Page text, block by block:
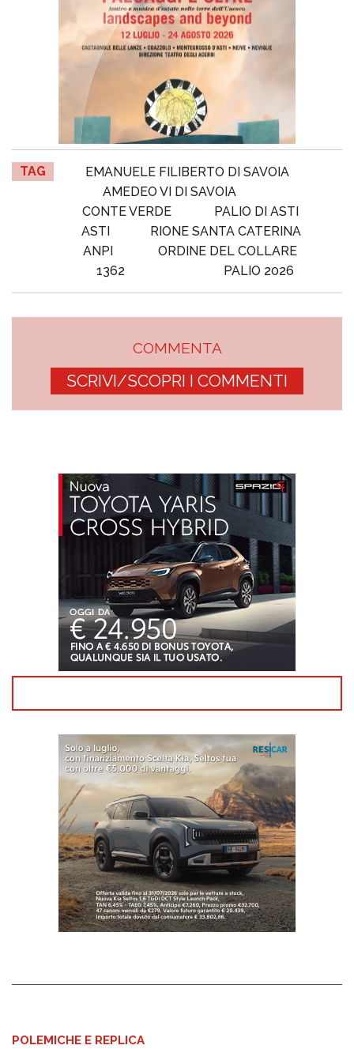
TAG
EMANUELE FILIBERTO DI SAVOIA
AMEDEO VI DI SAVOIA
CONTE VERDE
PALIO DI ASTI
ASTI
RIONE SANTA CATERINA
ANPI
ORDINE DEL COLLARE
1362
PALIO 2026
COMMENTA
SCRIVI/SCOPRI I COMMENTI
POLEMICHE E REPLICA